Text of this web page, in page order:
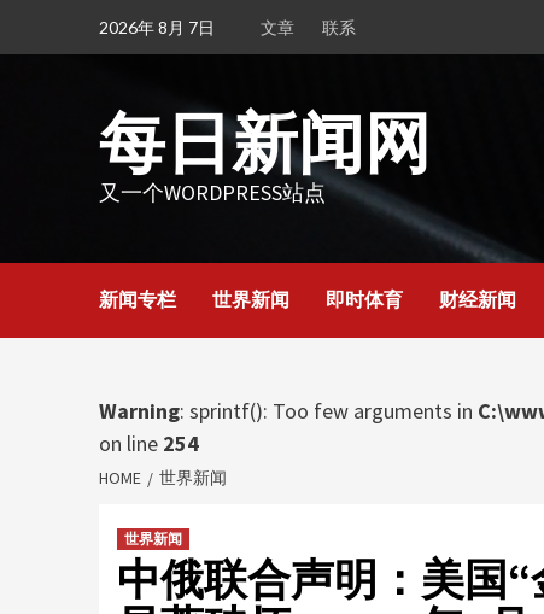
2026年 8月 7日 文章 联系
每日新闻网
又一个WORDPRESS站点
新闻专栏 世界新闻 即时体育 财经新闻
Warning: sprintf(): Too few arguments in
on line 254
HOME 世界新闻
世界新闻
中俄联合声明：美国